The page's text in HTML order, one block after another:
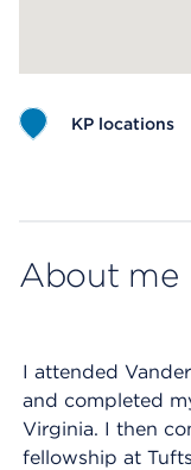
KP locations
About me
I attended
and completed
Virginia. I then
fellowship at